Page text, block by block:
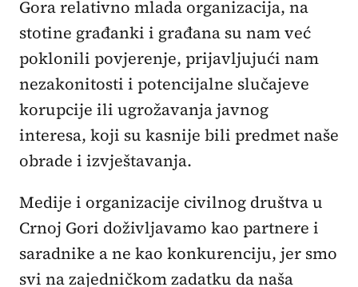
Gora relativno mlada organizacija, na
stotine građanki i građana su nam već
poklonili povjerenje, prijavljujući nam
nezakonitosti i potencijalne slučajeve
korupcije ili ugrožavanja javnog
interesa, koji su kasnije bili predmet naše
obrade i izvještavanja.
Medije i organizacije civilnog društva u
Crnoj Gori doživljavamo kao partnere i
saradnike a ne kao konkurenciju, jer smo
svi na zajedničkom zadatku da naša